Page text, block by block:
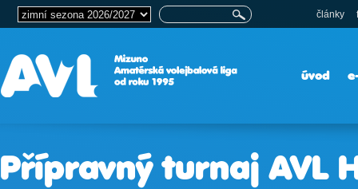
články
úvod
Přípravný turnaj AVL